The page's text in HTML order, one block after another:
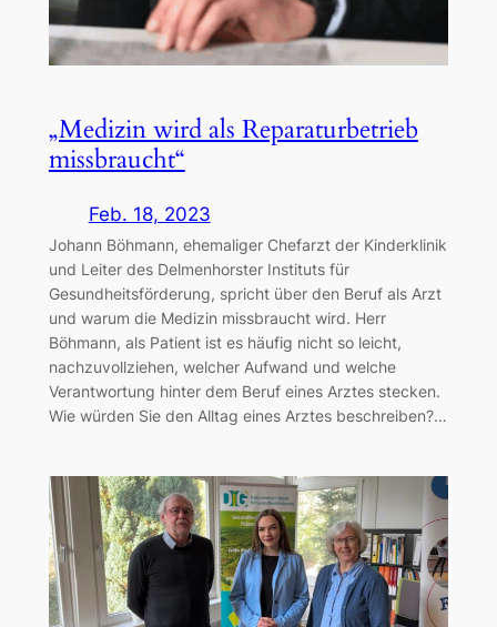
„Medizin wird als Reparaturbetrieb
missbraucht“
Feb. 18, 2023
Johann Böhmann, ehemaliger Chefarzt der Kinderklinik
und Leiter des Delmenhorster Instituts für
Gesundheitsförderung, spricht über den Beruf als Arzt
und warum die Medizin missbraucht wird. Herr
Böhmann, als Patient ist es häufig nicht so leicht,
nachzuvollziehen, welcher Aufwand und welche
Verantwortung hinter dem Beruf eines Arztes stecken.
Wie würden Sie den Alltag eines Arztes beschreiben?…